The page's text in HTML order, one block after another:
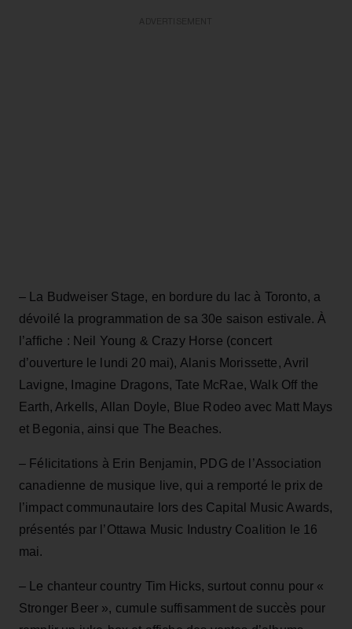
– La Budweiser Stage, en bordure du lac à Toronto, a
dévoilé la programmation de sa 30e saison estivale. À
l’affiche : Neil Young & Crazy Horse (concert
d’ouverture le lundi 20 mai), Alanis Morissette, Avril
Lavigne, Imagine Dragons, Tate McRae, Walk Off the
Earth, Arkells, Allan Doyle, Blue Rodeo avec Matt Mays
et Begonia, ainsi que The Beaches.
– Félicitations à Erin Benjamin, PDG de l’Association
canadienne de musique live, qui a remporté le prix de
l’impact communautaire lors des Capital Music Awards,
présentés par l’Ottawa Music Industry Coalition le 16
mai.
– Le chanteur country Tim Hicks, surtout connu pour «
Stronger Beer », cumule suffisamment de succès pour